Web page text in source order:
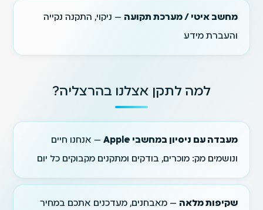
מחשב איטי / מערכת תקועה — ניקוי, התקנה נקייה
והעברת מידע
למה לתקן אצלנו בהרצליה?
מעבדה עם ניסיון במחשבי Apple
— אנחנו חיים
ונושמים מק: מוכרים, בודקים ומתקנים מקבוקים כל יום
שקיפות מלאה — מאבחנים, מעדכנים אתכם במחיר